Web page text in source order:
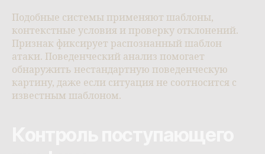
Подобные системы применяют шаблоны,
контекстные условия и проверку отклонений.
Признак фиксирует распознанный шаблон
атаки. Поведенческий анализ помогает
обнаружить нестандартную поведенческую
картину, даже если ситуация не соотносится с
известным шаблоном.